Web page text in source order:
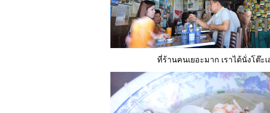
ที่ร้านคนเยอะมาก เราได้นั่งโต๊ะ